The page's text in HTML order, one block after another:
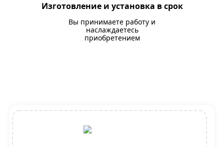
Изготовление и установка в срок
Вы принимаете работу и
наслаждаетесь
приобретением